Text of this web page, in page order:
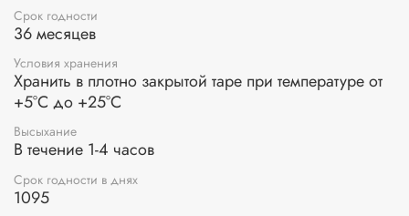
Срок годности
36 месяцев
Условия хранения
Хранить в плотно закрытой таре при температуре от
+5°С до +25°С
Высыхание
В течение 1-4 часов
Срок годности в днях
1095